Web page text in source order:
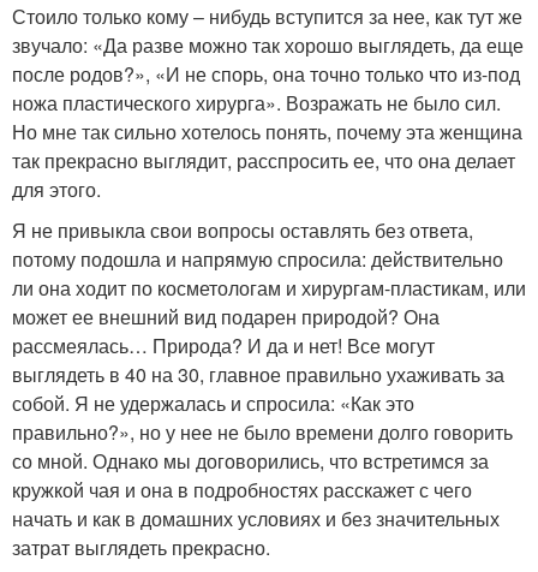
Стоило только кому – нибудь вступится за нее, как тут же
звучало: «Да разве можно так хорошо выглядеть, да еще
после родов?», «И не спорь, она точно только что из-под
ножа пластического хирурга». Возражать не было сил.
Но мне так сильно хотелось понять, почему эта женщина
так прекрасно выглядит, расспросить ее, что она делает
для этого.
Я не привыкла свои вопросы оставлять без ответа,
потому подошла и напрямую спросила: действительно
ли она ходит по косметологам и хирургам-пластикам, или
может ее внешний вид подарен природой? Она
рассмеялась… Природа? И да и нет! Все могут
выглядеть в 40 на 30, главное правильно ухаживать за
собой. Я не удержалась и спросила: «Как это
правильно?», но у нее не было времени долго говорить
со мной. Однако мы договорились, что встретимся за
кружкой чая и она в подробностях расскажет с чего
начать и как в домашних условиях и без значительных
затрат выглядеть прекрасно.